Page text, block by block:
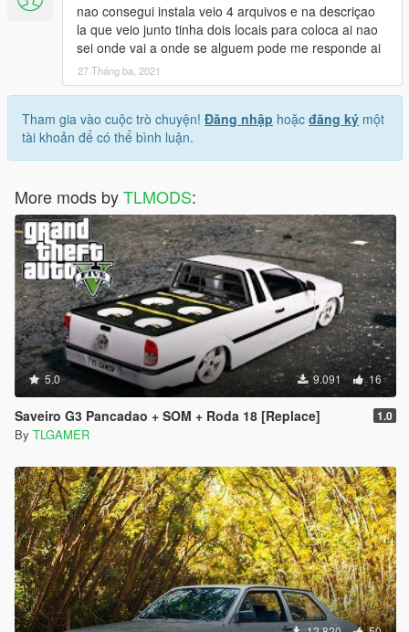
nao consegui instala veio 4 arquivos e na descriçao
la que veio junto tinha dois locais para coloca ai nao
sei onde vai a onde se alguem pode me responde ai
27 Tháng ba, 2021
Tham gia vào cuộc trò chuyện! Đăng nhập hoặc đăng ký một
tài khoản để có thể bình luận.
More mods byTLMODS:
5.0 9.091 16
Saveiro G3 Pancadao + SOM + Roda 18 [Replace] 1.0
By TLGAMER